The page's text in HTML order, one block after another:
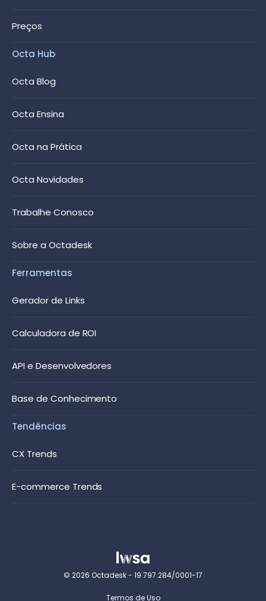
Preços
Octa Hub
Octa Blog
Octa Ensina
Octa na Prática
Octa Novidades
Trabalhe Conosco
Sobre a Octadesk
Ferramentas
Gerador de Links
Calculadora de ROI
API e Desenvolvedores
Base de Conhecimento
Tendências
CX Trends
E-commerce Trends
© 2026 Octadesk - 19.797.284/0001-17
Termos de Uso